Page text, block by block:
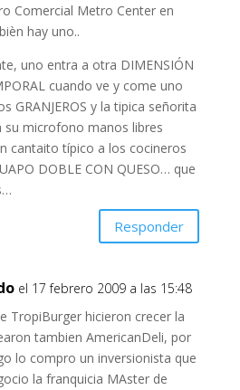
Comercial Metro Center en
hay uno..
uno entra a otra DIMENSIÓN
cuando ve y come uno
GRANJEROS y la tipica señorita
su microfono manos libres
cantaito típico a los cocineros
DOBLE CON QUESO… que
Responder
el 17 febrero 2009 a las 15:48
TropiBurger hicieron crecer la
tambien AmericanDeli, por
lo compro un inversionista que
la franquicia MAster de